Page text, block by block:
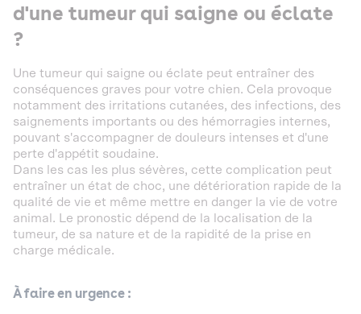
d'une tumeur qui saigne ou éclate
?
Une tumeur qui saigne ou éclate peut entraîner des
conséquences graves pour votre chien. Cela provoque
notamment des irritations cutanées, des infections, des
saignements importants ou des hémorragies internes,
pouvant s'accompagner de douleurs intenses et d'une
perte d'appétit soudaine.
Dans les cas les plus sévères, cette complication peut
entraîner un état de choc, une détérioration rapide de la
qualité de vie et même mettre en danger la vie de votre
animal. Le pronostic dépend de la localisation de la
tumeur, de sa nature et de la rapidité de la prise en
charge médicale.
À faire en urgence :